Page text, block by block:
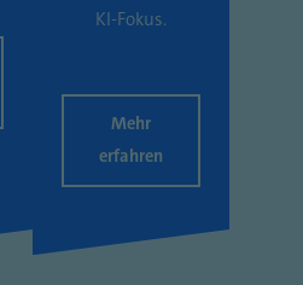
KI-Fokus.
Mehr
erfahren